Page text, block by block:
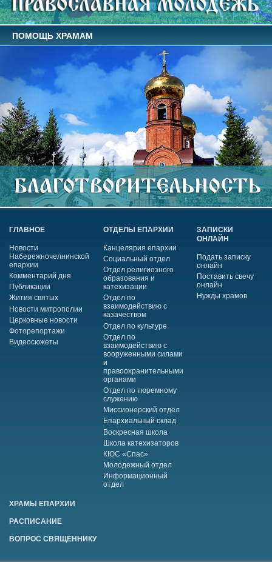
ПОМОЩЬ ХРАМАМ
ГЛАВНОЕ
Новости
Набережночелнинской
епархии
Комментарий дня
Публикации
Жития святых
Новости митрополии
Церковные новости
Фоторепортажи
Видеосюжеты
ОТДЕЛЫ ЕПАРХИИ
Канцелярия епархии
Социальный отдел
Отдел религиозного
образования и
катехизации
Отдел по
взаимодействию с
казачеством
Отдел по культуре
Отдел по
взаимодействию с
вооруженными силами
и
правоохранительными
органами
Отдел по тюремному
служению
Миссионерский отдел
Епархиальный склад
Воскресная школа
Школа катехизаторов
КЮС «Спас»
Молодежный отдел
Информационный
отдел
ЗАПИСКИ
ОНЛАЙН
Подать записку
онлайн
Поставить свечу
онлайн
Нужды храмов
ХРАМЫ ЕПАРХИИ
РАСПИСАНИЕ
ВОПРОС СВЯЩЕННИКУ